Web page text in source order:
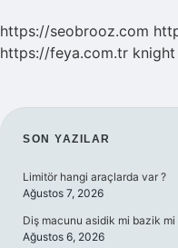
https://seobrooz.com
https://feya.com.tr
SIDEBAR
SON YAZILAR
Limitör hangi araçlarda var ?
Ağustos 7, 2026
Diş macunu asidik mi bazik mi
Ağustos 6, 2026